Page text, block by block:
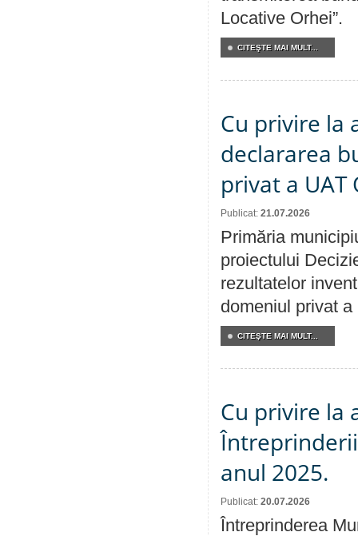
Locative Orhei”.
CITEŞTE MAI MULT...
Cu privire la
declararea
privat a UAT
Publicat: 21.07.2026
Primăria
proiectului
rezultatelor
domeniul privat a
CITEŞTE MAI MULT...
Cu privire la
anul 2025.
Publicat: 20.07.2026
Întreprinderea